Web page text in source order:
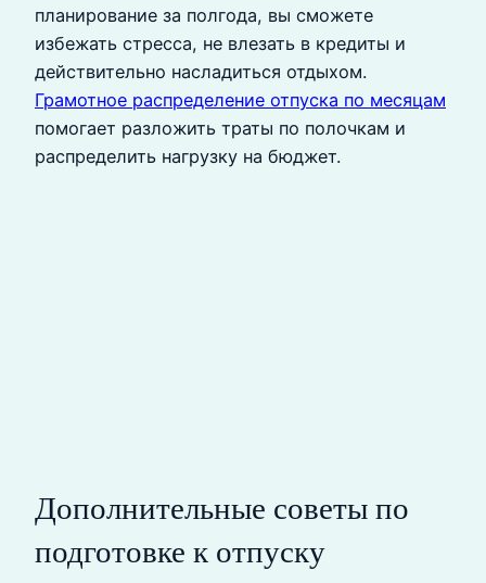
планирование за полгода, вы сможете
избежать стресса, не влезать в кредиты и
действительно насладиться отдыхом.
Грамотное распределение отпуска по месяцам
помогает разложить траты по полочкам и
распределить нагрузку на бюджет.
Дополнительные советы по
подготовке к отпуску